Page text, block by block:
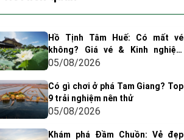
Hồ Tịnh Tâm Huế: Có mất vé
không? Giá vé & Kinh nghiệm
tham quan
05/08/2026
Có gì chơi ở phá Tam Giang? Top
9 trải nghiệm nên thử
05/08/2026
Khám phá Đầm Chuồn: Vẻ đẹp